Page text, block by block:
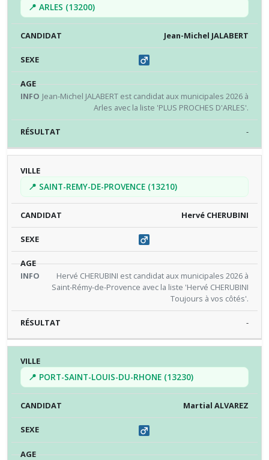
📍 ARLES (13200)
Jean-Michel JALABERT
Jean-Michel JALABERT est candidat aux municipales 2026 à
Arles avec la liste 'PLUS PROCHES D'ARLES'.
-
📍 SAINT-REMY-DE-PROVENCE (13210)
Hervé CHERUBINI
Hervé CHERUBINI est candidat aux municipales 2026 à
Saint-Rémy-de-Provence avec la liste 'Hervé CHERUBINI
Toujours à vos côtés'.
-
📍 PORT-SAINT-LOUIS-DU-RHONE (13230)
Martial ALVAREZ